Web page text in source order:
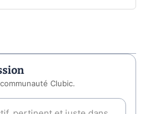
Clubic.